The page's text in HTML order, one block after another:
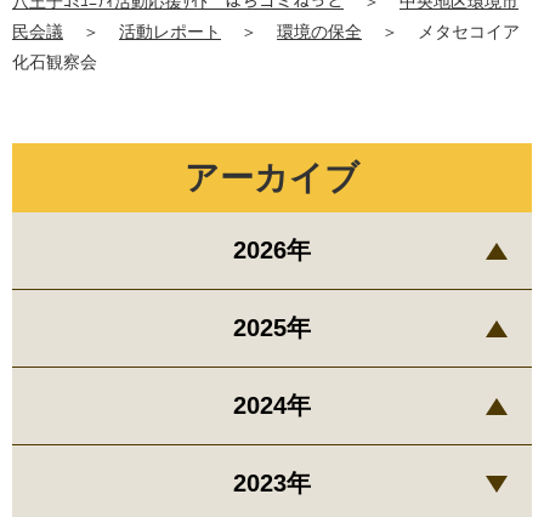
民会議
＞ 活動レポート ＞ 環境の保全 ＞
メタセコイア
化石観察会
アーカイブ
2026年
2025年
2024年
2023年